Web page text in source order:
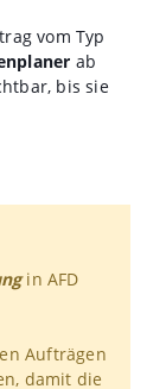
vom Typ
ab
bis sie
in AFD
Aufträgen
damit die